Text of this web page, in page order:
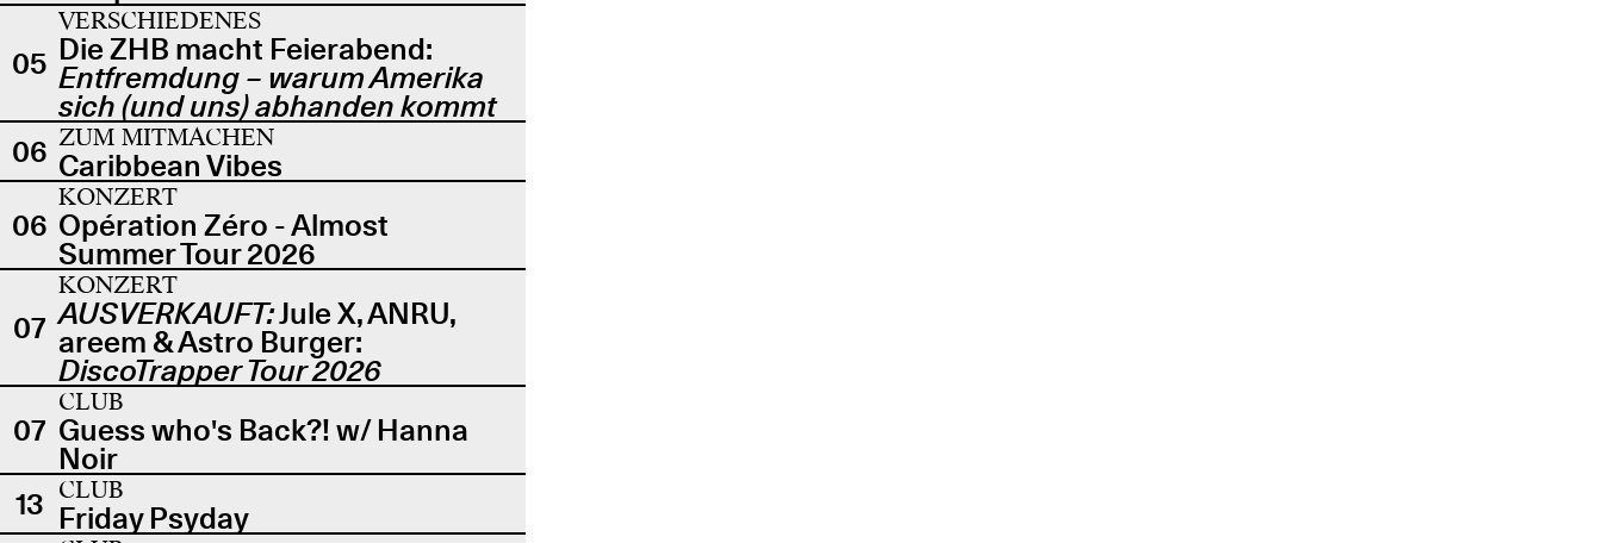
05
VERSCHIEDENES
Die ZHB macht Feierabend:
Entfremdung – warum Amerika
sich (und uns) abhanden kommt
06 ZUM MITMACHEN
Caribbean Vibes
06
KONZERT
Opération Zéro - Almost
Summer Tour 2026
07
KONZERT
AUSVERKAUFT:Jule X, ANRU,
areem & Astro Burger:
DiscoTrapper Tour 2026
07
CLUB
Guess who's Back?! w/ Hanna
Noir
13 CLUB
Friday Psyday